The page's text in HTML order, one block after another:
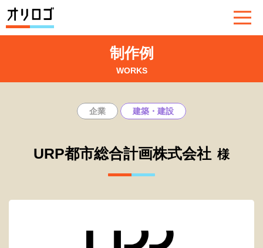
制作例
WORKS
企業 建築・建設
URP都市総合計画株式会社 様